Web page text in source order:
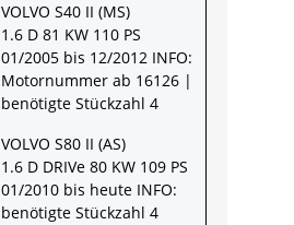
VOLVO S40 II (MS)
1.6 D 81 KW 110 PS
01/2005 bis 12/2012 INFO:
Motornummer ab 16126 |
benötigte Stückzahl 4
VOLVO S80 II (AS)
1.6 D DRIVe 80 KW 109 PS
01/2010 bis heute INFO:
benötigte Stückzahl 4